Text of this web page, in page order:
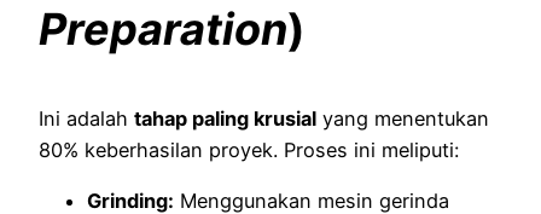
Preparation)
Ini adalah tahap paling krusial yang menentukan
80% keberhasilan proyek. Proses ini meliputi:
Grinding: Menggunakan mesin gerinda